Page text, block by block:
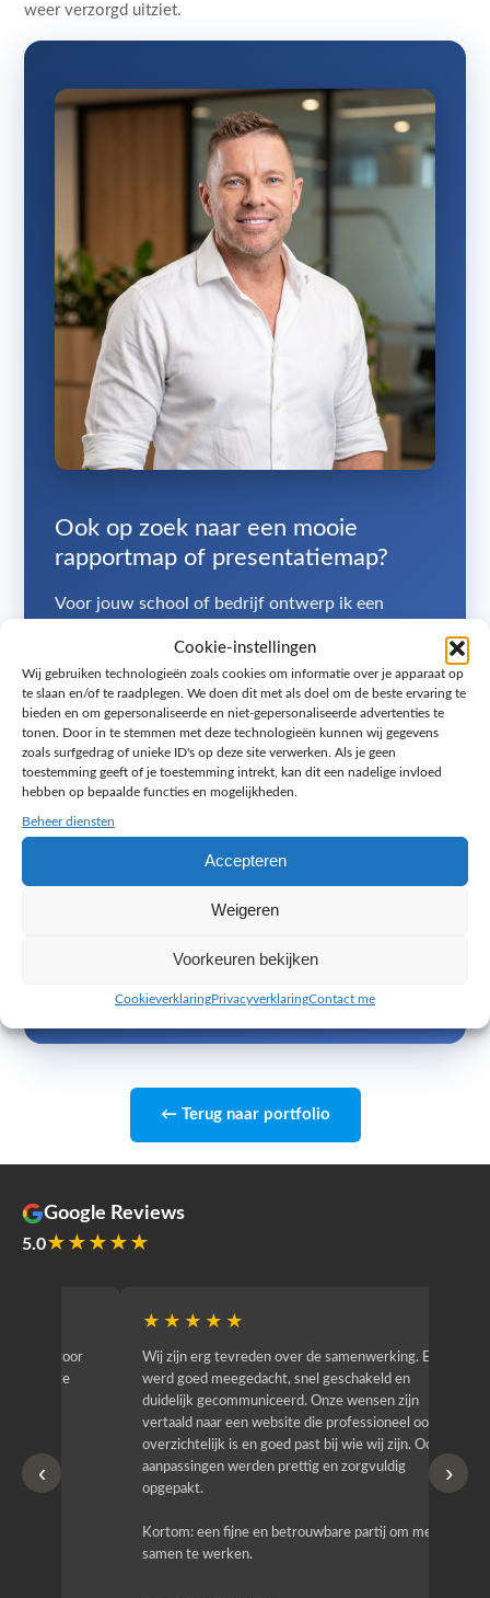
Cookie-instellingen
Wij gebruiken technologieën zoals cookies om informatie over je apparaat op
te slaan en/of te raadplegen. We doen dit met als doel om de beste ervaring te
bieden en om gepersonaliseerde en niet-gepersonaliseerde advertenties te
tonen. Door in te stemmen met deze technologieën kunnen wij gegevens
zoals surfgedrag of unieke ID's op deze site verwerken. Als je geen
toestemming geeft of je toestemming intrekt, kan dit een nadelige invloed
hebben op bepaalde functies en mogelijkheden.
Beheer diensten
Accepteren
Weigeren
Voorkeuren bekijken
CookieverklaringPrivacyverklaringContact me
weer verzorgd uitziet.
Ook op zoek naar een mooie
rapportmap of presentatiemap?
Voor jouw school of bedrijf ontwerp ik een
past. In een gratis strategiegesprek van 45
minuten denk ik met je mee over de beste aanpak.
Geen accountmanager en geen tussenlaag: je
spreekt direct met mij, Jacy Toetenel, eigenaar
van Melange Design uit Zoetermeer. Persoonlijk
niet de moeite waard is.
Jacy Toetenel, eigenaar Melange Design, Zoetermeer
Plan je gratis strategiegesprek
45 minuten, kosteloos en vrijblijvend
← Terug naar portfolio
Google Reviews
5.0★★★★★
‹
★★★★★
Wij zijn erg tevreden over de samenwerking. Er
werd goed meegedacht, snel geschakeld en
duidelijk gecommuniceerd. Onze wensen zijn
vertaald naar een website die professioneel oogt,
overzichtelijk is en goed past bij wie wij zijn. Ook
aanpassingen werden prettig en zorgvuldig
Kortom: een fijne en betrouwbare partij om mee
samen te werken.
›